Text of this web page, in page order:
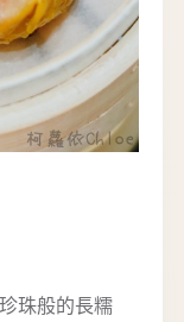
珠般的長糯